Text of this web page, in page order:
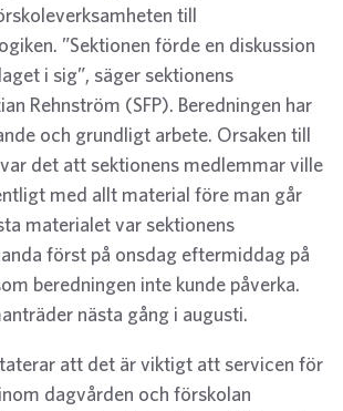
till
”Sektionen förde en diskussion
i sig”, säger sektionens
Rehnström (SFP). Beredningen har
och grundligt arbete. Orsaken till
det att sektionens medlemmar ville
med allt material före man går
materialet var sektionens
först på onsdag eftermiddag på
beredningen inte kunde påverka.
nästa gång i augusti.
att det är viktigt att servicen för
dagvården och förskolan